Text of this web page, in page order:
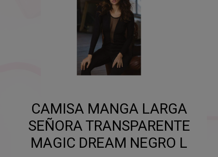
CAMISA MANGA LARGA
SEÑORA TRANSPARENTE
MAGIC DREAM NEGRO L